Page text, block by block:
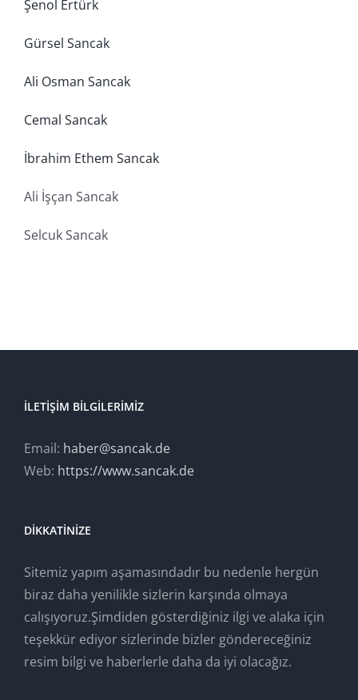
Şenol Ertürk
Gürsel Sancak
Ali Osman Sancak
Cemal Sancak
İbrahim Ethem Sancak
Ali İşçan Sancak
Selcuk Sancak
İLETIŞIM BILGILERIMIZ
Email: haber@sancak.de
Web: https://www.sancak.de
DIKKATINIZE
Sitemiz yapım aşamasındadır bu nedenle hergün
biraz daha yenilikle sizlerin karşında olmaya
calışıyoruz.Şimdiden gösterdiğiniz ilgi ve alaka için
teşekkür ediyor sizlerinde bizler göndereceğiniz
resim bilgi ve haberlerle daha da iyi olacağız.